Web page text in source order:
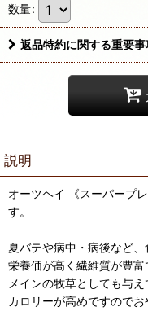
数量:
返品特約に関する重要事
説明
オーツヘイ 《スーパープ
す。
夏バテや病中・病後など、
栄養価が高く繊維質が豊富
メインの牧草としても与
カロリーが高めですのでお